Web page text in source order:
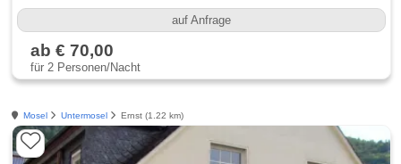
auf Anfrage
ab € 70,00
für 2 Personen/Nacht
Mosel Untermosel Ernst (1.22 km)